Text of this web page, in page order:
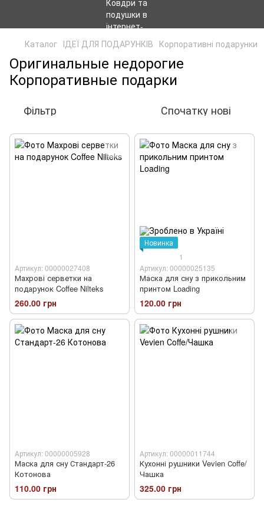
Каталог ІДЕЇ ДЛЯ ПОДАРУНКІВ Корпоративні подарунки
Оригинальные недорогие
Корпоративные подарки
Фільтр Спочатку нові
Артикул: 00000027408
Махрові серветки на
подарунок Coffee Nilteks
260.00 грн
Новинка
1
Артикул: 00000025135
Маска для сну з прикольним
принтом Loading
120.00 грн
Артикул: 00000005928
Маска для сну Стандарт-26
Котонова
110.00 грн
Артикул: 00000011744
Кухонні рушники Vevien Сoffe/
Чашка
325.00 грн